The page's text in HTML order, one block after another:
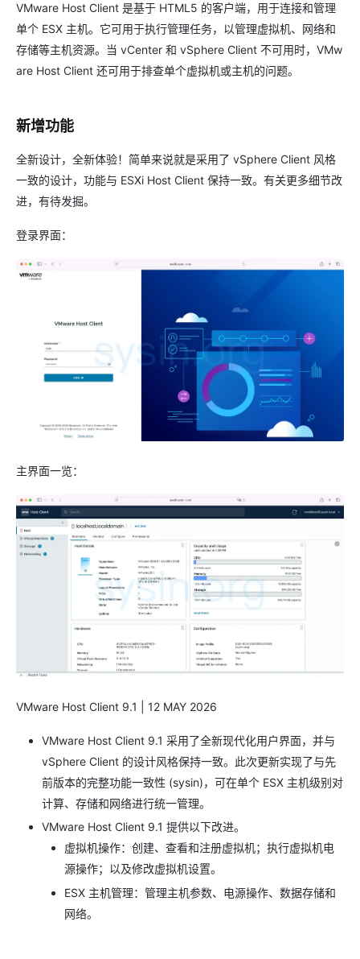
VMware Host Client 是基于 HTML5 的客户端，用于连接和管理
单个 ESX 主机。它可用于执行管理任务，以管理虚拟机、网络和
存储等主机资源。当 vCenter 和 vSphere Client 不可用时，VMw
are Host Client 还可用于排查单个虚拟机或主机的问题。
新增功能
全新设计，全新体验！简单来说就是采用了 vSphere Client 风格
一致的设计，功能与 ESXi Host Client 保持一致。有关更多细节改
进，有待发掘。
登录界面：
主界面一览：
VMware Host Client 9.1 | 12 MAY 2026
VMware Host Client 9.1 采用了全新现代化用户界面，并与
vSphere Client 的设计风格保持一致。此次更新实现了与先
前版本的完整功能一致性 (sysin)，可在单个 ESX 主机级别对
计算、存储和网络进行统一管理。
VMware Host Client 9.1 提供以下改进。
虚拟机操作：创建、查看和注册虚拟机；执行虚拟机电
源操作；以及修改虚拟机设置。
ESX 主机管理：管理主机参数、电源操作、数据存储和
网络。